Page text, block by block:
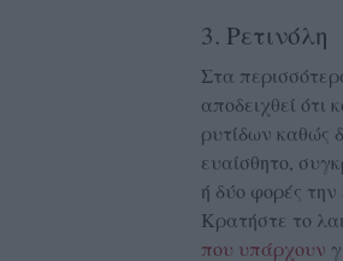
3. Ρετινόλη
Στα
αποδειχθεί
ρυτίδων καθώς
ευαίσθητο,
ή δύο φορές
Κρατήστε το
που υπάρχουν